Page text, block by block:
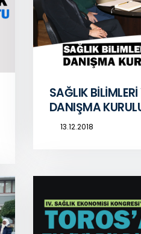
SAĞLIK
DANIŞMA
13.12.2018